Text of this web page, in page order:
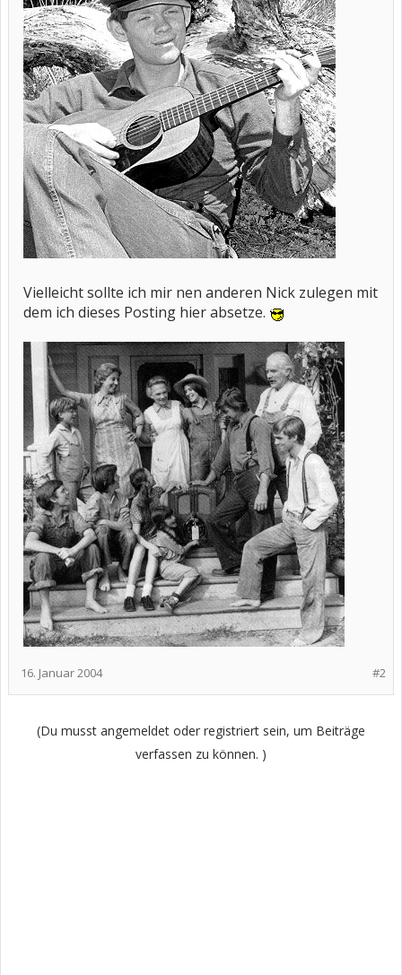
Vielleicht sollte ich mir nen anderen Nick zulegen mit
dem ich dieses Posting hier absetze.
#2
16. Januar 2004
(Du musst angemeldet oder registriert sein, um Beiträge
verfassen zu können. )